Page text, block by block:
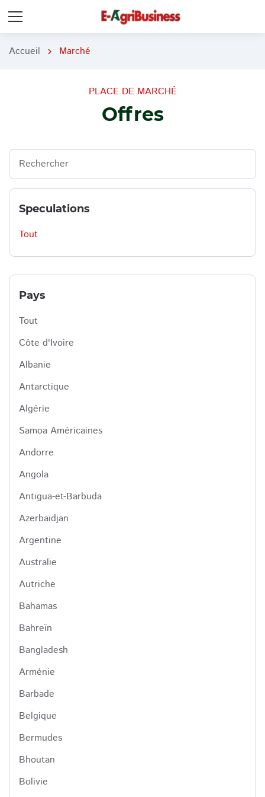
Accueil chevron_right Marché
PLACE DE MARCHÉ
Offres
Speculations
Tout
Pays
Tout
Côte d'Ivoire
Albanie
Antarctique
Algérie
Samoa Américaines
Andorre
Angola
Antigua-et-Barbuda
Azerbaïdjan
Argentine
Australie
Autriche
Bahamas
Bahreïn
Bangladesh
Arménie
Barbade
Belgique
Bermudes
Bhoutan
Bolivie